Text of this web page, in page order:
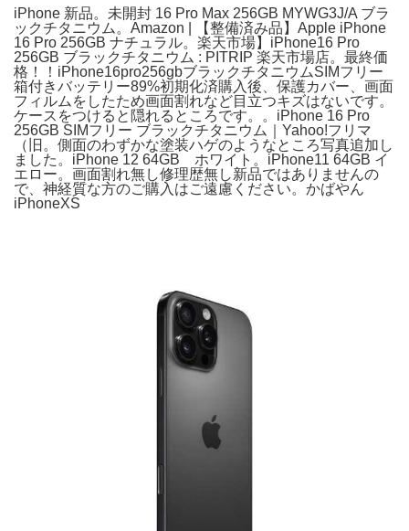
iPhone 新品。未開封 16 Pro Max 256GB MYWG3J/A ブラ
ックチタニウム。Amazon | 【整備済み品】Apple iPhone
16 Pro 256GB ナチュラル。楽天市場】iPhone16 Pro
256GB ブラックチタニウム : PITRIP 楽天市場店。最終価
格！！iPhone16pro256gbブラックチタニウムSIMフリー
箱付きバッテリー89%初期化済購入後、保護カバー、画面
フィルムをしたため画面割れなど目立つキズはないです。
ケースをつけると隠れるところです。。iPhone 16 Pro
256GB SIMフリー ブラックチタニウム｜Yahoo!フリマ
（旧。側面のわずかな塗装ハゲのようなところ写真追加し
ました。iPhone 12 64GB ホワイト。iPhone11 64GB イ
エロー。画面割れ無し修理歴無し新品ではありませんの
で、神経質な方のご購入はご遠慮ください。かばやん
iPhoneXS